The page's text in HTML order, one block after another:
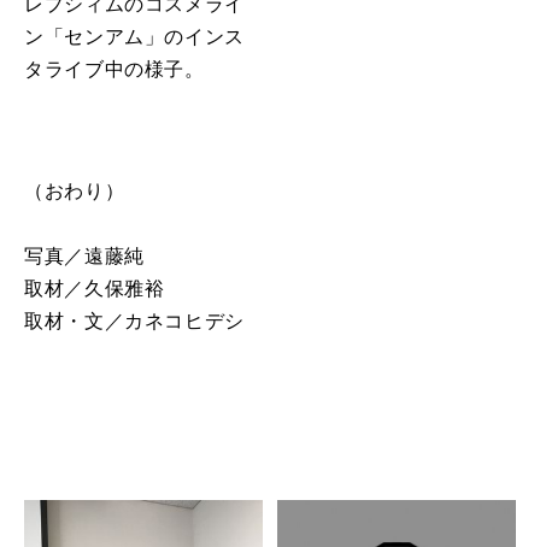
レプシィムのコスメライ
ン「センアム」のインス
タライブ中の様子。
（おわり）
写真／遠藤純
取材／久保雅裕
取材・文／カネコヒデシ